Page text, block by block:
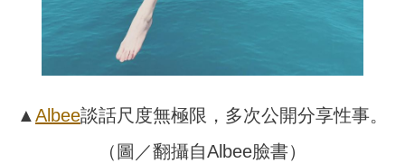
▲ Albee談話尺度無極限，多次公開分享性事。
（圖／翻攝自Albee臉書）